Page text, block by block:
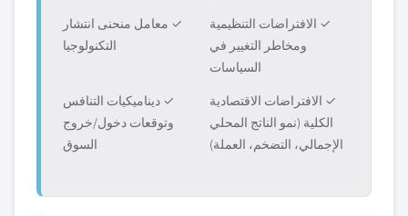
✓ الافتراضات التنظيمية
ومخاطر التغيير في
السياسات
✓ معامل منحنى انتشار
التكنولوجيا
✓ الافتراضات الاقتصادية
الكلية (نمو الناتج المحلي
الإجمالي، التضخم، العملة)
✓ ديناميكيات التنافس
وتوقعات دخول/خروج
السوق